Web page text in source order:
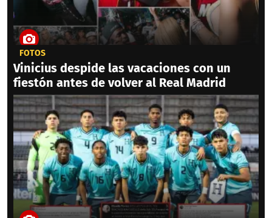
FOTOS
Vinicius despide las vacaciones con un
fiestón antes de volver al Real Madrid